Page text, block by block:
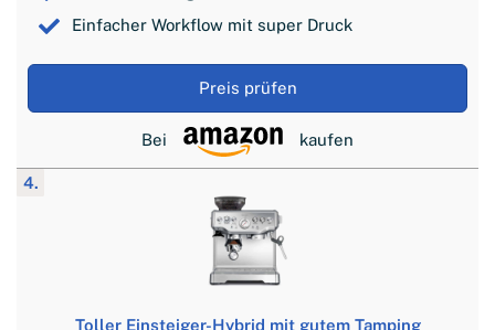
Einfacher Workflow mit super Druck
Preis prüfen
Bei kaufen
4.
Toller Einsteiger-Hybrid mit gutem Tamping